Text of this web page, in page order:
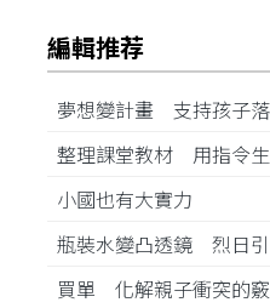
編輯推荐
夢想變計畫 支持孩子
整理課堂教材 用指令
小國也有大實力
瓶裝水變凸透鏡 烈日
買單 化解親子衝突的